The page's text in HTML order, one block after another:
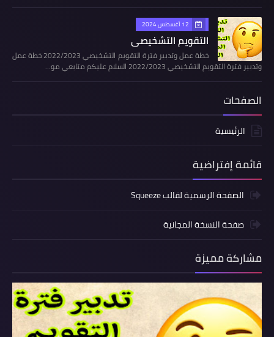
12 أغسطس 2024
التقويم التشخيصي
خطة عمل وتدبير فترة التقويم التشخيصي 2022/2023 خطة عمل
وتدبير فترة التقويم التشخيصي 2022/2023 السلام عليكم متابعي مو…
الصفحات
الرئيسية
قائمة إفتراضية
الصفحة الرسمية لقالب Squeeze
صفحة النسخة المجانية
مشاركة مميزة